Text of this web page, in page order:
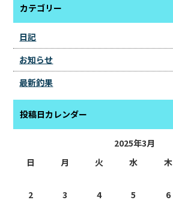
カテゴリー
日記
お知らせ
最新釣果
投稿日カレンダー
2025年3月
日
月 火 水 木
2
3 4 5 6